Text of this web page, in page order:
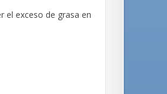
el exceso de grasa en